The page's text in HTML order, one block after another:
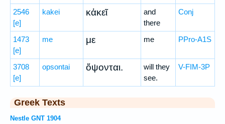
2546
[e]
kakei κἀκεῖ
and
there
Conj
1473
[e]
me με me PPro-A1S
3708
[e]
opsontai ὄψονται.
will they
see.
V-FIM-3P
Greek Texts
Nestle GNT 1904